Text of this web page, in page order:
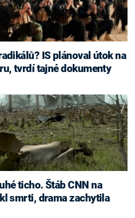
IS plánoval útok na
tvrdí tajné dokumenty
ticho. Štáb CNN na
smrti, drama zachytila